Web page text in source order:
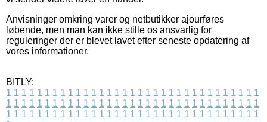
Anvisninger omkring varer og netbutikker ajourføres
løbende, men man kan ikke stille os ansvarlig for
reguleringer der er blevet lavet efter seneste opdatering af
vores informationer.
BITLY:
1 1 1 1 1 1 1 1 1 1 1 1 1 1 1 1 1 1 1 1 1 1 1 1 1 1 1 1 1 1 1 1 1
1 1 1 1 1 1 1 1 1 1 1 1 1 1 1 1 1 1 1 1 1 1 1 1 1 1 1 1 1 1 1 1 1
1 1 1 1 1 1 1 1 1 1 1 1 1 1 1 1 1 1 1 1 1 1 1 1 1 1 1 1 1 1 1 1 1